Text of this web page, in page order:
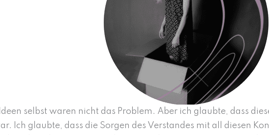
selbst waren nicht das Problem. Aber ich glaubte, dass
Ich glaubte, dass die Sorgen des Verstandes mit all diesen